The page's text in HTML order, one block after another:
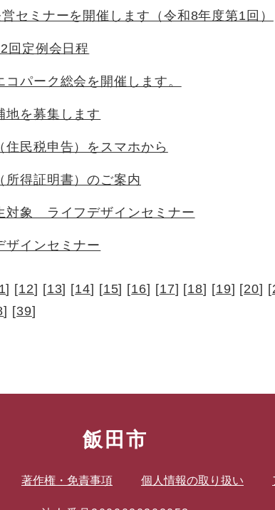
セミナーを開催します（令和8年度第1回）
回定例会日程
パーク総会を開催します。
地を募集します
民税申告）をスマホから
所得証明書）のご案内
対象 ライフデザインセミナー
インセミナー
] [12] [13] [14] [15] [16] [17] [18] [19] [20] [
] [39]
飯田市
著作権・免責事項 個人情報の取り扱い